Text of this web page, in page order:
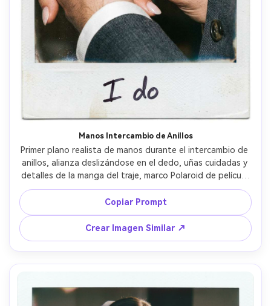
Manos Intercambio de Anillos
Primer plano realista de manos durante el intercambio de
anillos, alianza deslizándose en el dedo, uñas cuidadas y
detalles de la manga del traje, marco Polaroid de película
instantánea con borde blanco, reflejo del flash en el
anillo, grano visible de película y ligero resplandor de
exposición, macro, enfoque nítido en los dedos, leyenda
manuscrita “Sí, acepto” en el borde --ar 4:5
Copiar Prompt
Crear Imagen Similar ↗
Crea imágenes IA
ilimitadas. 100 %
gratis!